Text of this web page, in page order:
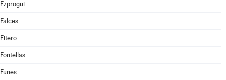
Ezprogui
Falces
Fitero
Fontellas
Funes